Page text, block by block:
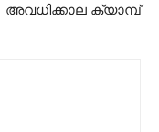
അവധിക്കാല ക്യാമ്പ്‌